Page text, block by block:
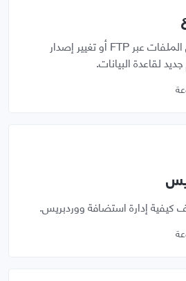
تعرف على كيفية تحميل الملفات عبر FTP أو تغيير إصدار
إدارة استضافة ووردبريس.